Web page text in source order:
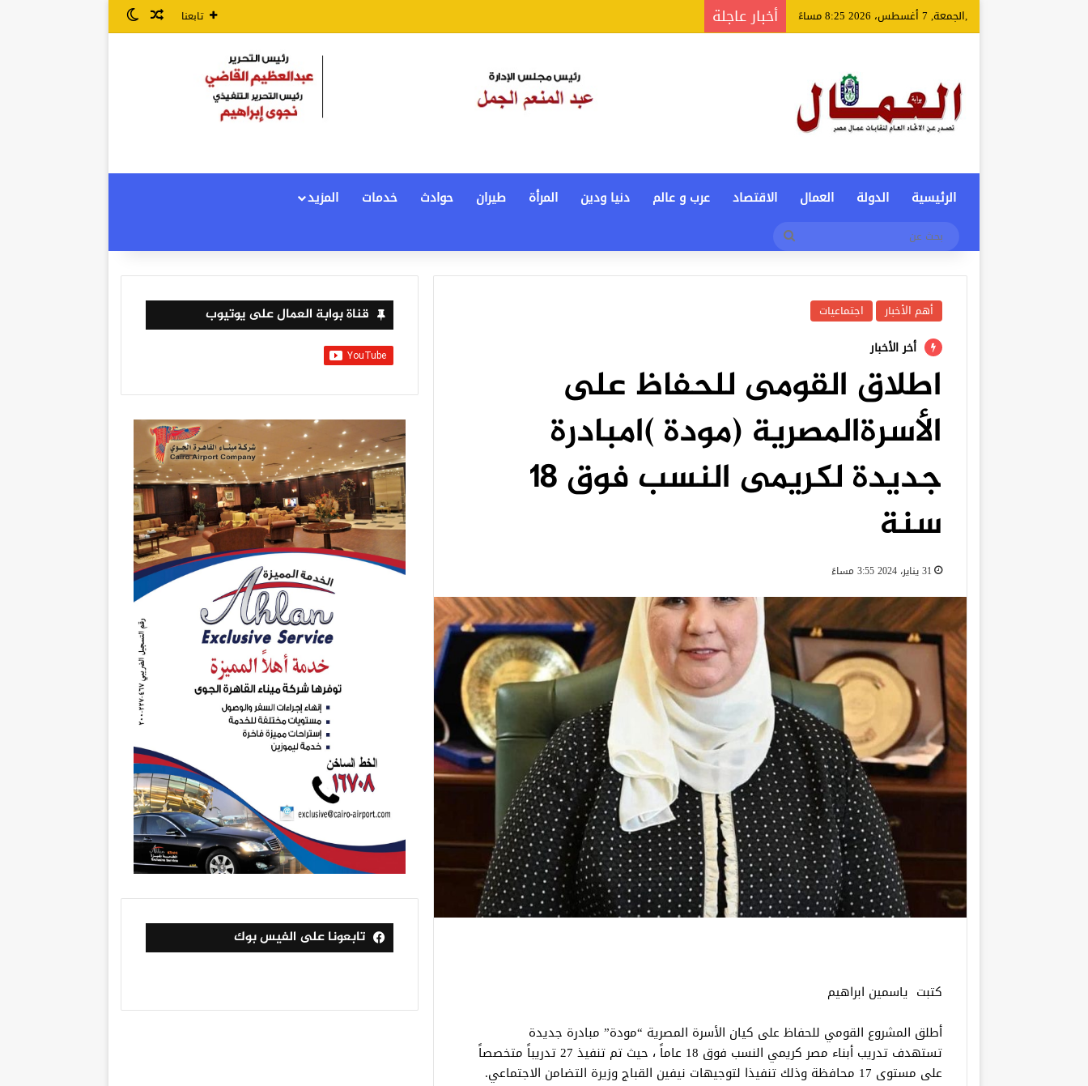
,الجمعة, 7 أغسطس، 2026 8:25 مساءً أخبار عاجلة تابعنا مقال عشوائي
الوضع المظلم
الرئيسية الدولة العمال الاقتصاد عرب و عالم دنيا ودين المرأة طيران حوادث خدمات
المزيد
أهم الأخبار اجتماعيات
أخر الأخبار
اطلاق القومى للحفاظ على
الأسرةالمصرية (مودة )امبادرة
جديدة لكريمى النسب فوق ١٨
سنة
31 يناير، 2024 3:55 مساءً
كتبت ياسمين ابراهيم
أطلق المشروع القومي للحفاظ على كيان الأسرة المصرية “مودة” مبادرة جديدة
تستهدف تدريب أبناء مصر كريمي النسب فوق 18 عاماً ، حيث تم تنفيذ 27 تدريباً متخصصاً
على مستوى 17 محافظة وذلك تنفيذا لتوجيهات نيفين القباج وزيرة التضامن الاجتماعي.
قناة بوابة العمال على يوتيوب
تابعونا على الفيس بوك